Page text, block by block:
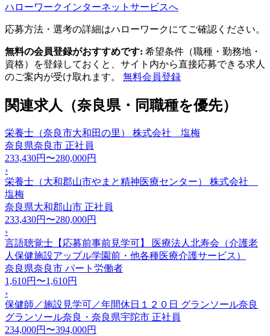
ハローワークインターネットサービスへ
応募方法・選考の詳細はハローワークにてご確認ください。
無料の会員登録がおすすめです: 希望条件（職種・勤務地・
資格）を登録しておくと、サイト内から直接応募できる求人
のご案内が受け取れます。 無料会員登録
関連求人（奈良県・同職種を優先）
栄養士（奈良市大和田の里） 株式会社 塩梅
奈良県奈良市 正社員
233,430円〜280,000円
›
栄養士（大和郡山市やまと精神医療センター） 株式会社
塩梅
奈良県大和郡山市 正社員
233,430円〜280,000円
›
言語聴覚士【応募前事前見学可】 医療法人北寿会（介護老
人保健施設アップル学園前・他各種医療介護サービス）
奈良県奈良市 パート労働者
1,610円〜1,610円
›
保健師／施設見学可／年間休日１２０日 グランソール奈良
グランソール奈良・奈良県宇陀市 正社員
234,000円〜394,000円